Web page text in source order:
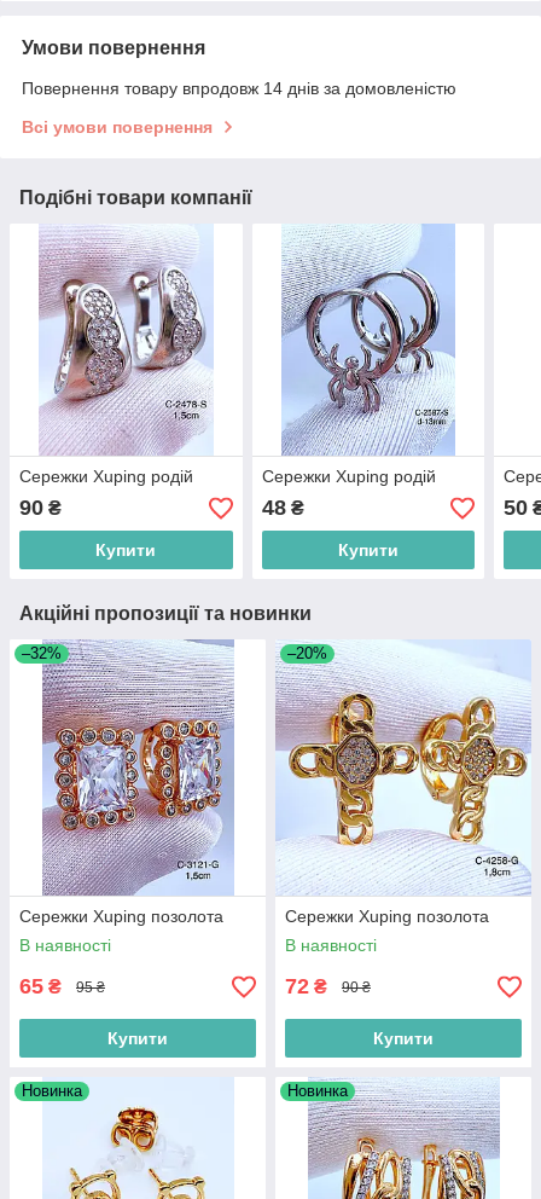
Умови повернення
Повернення товару впродовж 14 днів за домовленістю
Всі умови повернення
Подібні товари компанії
Сережки Xuping родій
90 ₴
Купити
Сережки Xuping родій
48₴
Купити
50
Акційні пропозиції та новинки
–32%
Сережки Xuping позолота
В наявності
65 ₴ 95 ₴
Купити
–20%
Сережки Xuping позолота
В наявності
72 ₴ 90 ₴
Купити
Новинка Новинка